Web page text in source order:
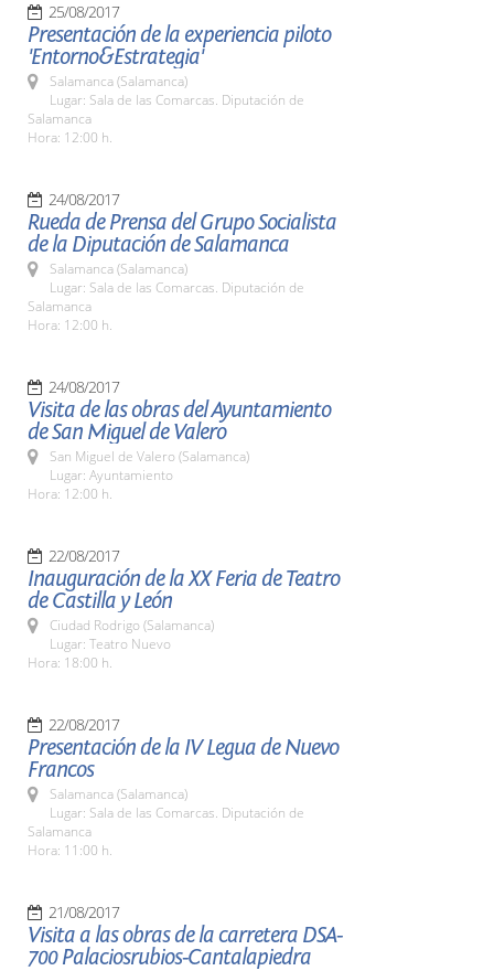
25/08/2017
Presentación de la experiencia piloto
'Entorno&Estrategia'
Salamanca (Salamanca)
Lugar: Sala de las Comarcas. Diputación de
Salamanca
Hora: 12:00 h.
24/08/2017
Rueda de Prensa del Grupo Socialista
de la Diputación de Salamanca
Salamanca (Salamanca)
Lugar: Sala de las Comarcas. Diputación de
Salamanca
Hora: 12:00 h.
24/08/2017
Visita de las obras del Ayuntamiento
de San Miguel de Valero
San Miguel de Valero (Salamanca)
Lugar: Ayuntamiento
Hora: 12:00 h.
22/08/2017
Inauguración de la XX Feria de Teatro
de Castilla y León
Ciudad Rodrigo (Salamanca)
Lugar: Teatro Nuevo
Hora: 18:00 h.
22/08/2017
Presentación de la IV Legua de Nuevo
Francos
Salamanca (Salamanca)
Lugar: Sala de las Comarcas. Diputación de
Salamanca
Hora: 11:00 h.
21/08/2017
Visita a las obras de la carretera DSA-
700 Palaciosrubios-Cantalapiedra